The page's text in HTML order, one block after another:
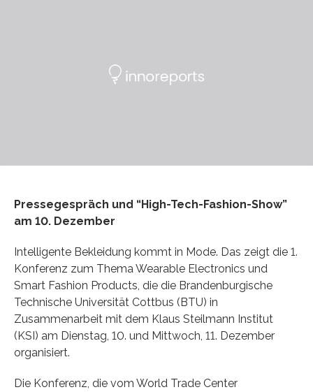
Pressegespräch und “High-Tech-Fashion-Show”
am 10. Dezember
Intelligente Bekleidung kommt in Mode. Das zeigt die 1.
Konferenz zum Thema Wearable Electronics und
Smart Fashion Products, die die Brandenburgische
Technische Universität Cottbus (BTU) in
Zusammenarbeit mit dem Klaus Steilmann Institut
(KSI) am Dienstag, 10. und Mittwoch, 11. Dezember
organisiert.
Die Konferenz, die vom World Trade Center